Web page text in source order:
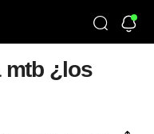
mtb ¿los